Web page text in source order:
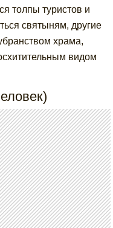
толпы туристов и
святыням, другие
храма,
видом